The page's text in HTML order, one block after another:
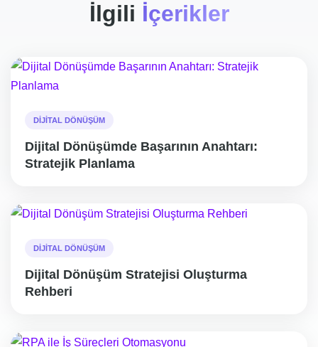
İlgili İçerikler
DIJITAL DÖNÜŞÜM
Dijital Dönüşümde Başarının Anahtarı:
Stratejik Planlama
DIJITAL DÖNÜŞÜM
Dijital Dönüşüm Stratejisi Oluşturma
Rehberi